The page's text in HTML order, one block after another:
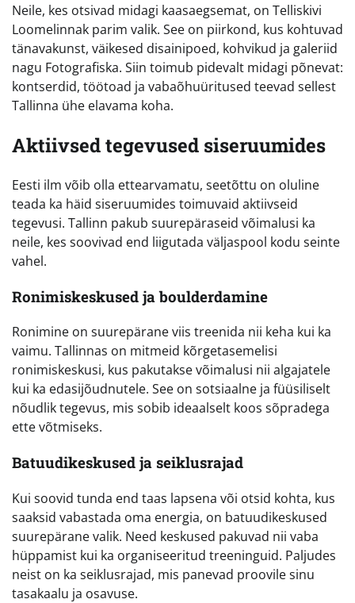
Neile, kes otsivad midagi kaasaegsemat, on Telliskivi
Loomelinnak parim valik. See on piirkond, kus kohtuvad
tänavakunst, väikesed disainipoed, kohvikud ja galeriid
nagu Fotografiska. Siin toimub pidevalt midagi põnevat:
kontserdid, töötoad ja vabaõhuüritused teevad sellest
Tallinna ühe elavama koha.
Aktiivsed tegevused siseruumides
Eesti ilm võib olla ettearvamatu, seetõttu on oluline
teada ka häid siseruumides toimuvaid aktiivseid
tegevusi. Tallinn pakub suurepäraseid võimalusi ka
neile, kes soovivad end liigutada väljaspool kodu seinte
vahel.
Ronimiskeskused ja boulderdamine
Ronimine on suurepärane viis treenida nii keha kui ka
vaimu. Tallinnas on mitmeid kõrgetasemelisi
ronimiskeskusi, kus pakutakse võimalusi nii algajatele
kui ka edasijõudnutele. See on sotsiaalne ja füüsiliselt
nõudlik tegevus, mis sobib ideaalselt koos sõpradega
ette võtmiseks.
Batuudikeskused ja seiklusrajad
Kui soovid tunda end taas lapsena või otsid kohta, kus
saaksid vabastada oma energia, on batuudikeskused
suurepärane valik. Need keskused pakuvad nii vaba
hüppamist kui ka organiseeritud treeninguid. Paljudes
neist on ka seiklusrajad, mis panevad proovile sinu
tasakaalu ja osavuse.